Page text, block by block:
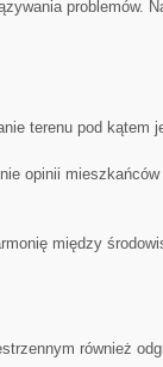
​problemów.⁢
terenu ‌pod kątem
opinii
między
również⁢